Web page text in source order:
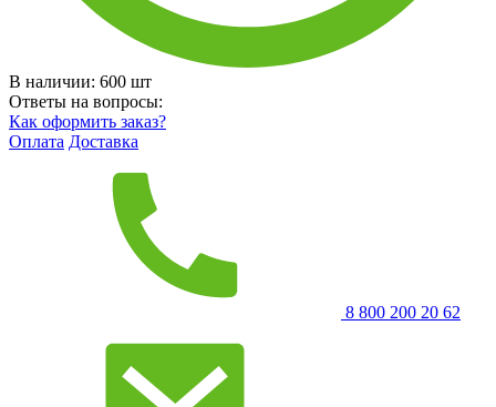
В наличии: 600 шт
Ответы на вопросы:
Как оформить заказ?
Оплата Доставка
8 800 200 20 62